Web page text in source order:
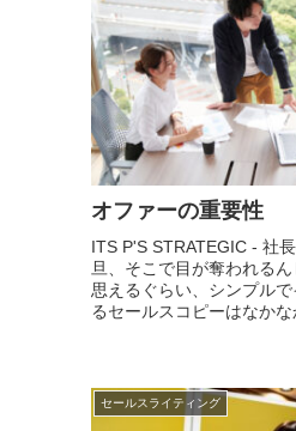
オファーの重要性
ITS P'S STRATEGIC - 社
旦、そこで目が奪われる
思えるぐらい、シンプル
るセールスコピーはなかな
もあるダン・ケネディの
セールスライティング